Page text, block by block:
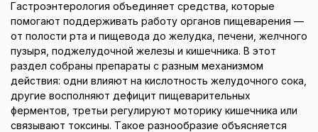
Гастроэнтерология объединяет средства, которые
помогают поддерживать работу органов пищеварения —
от полости рта и пищевода до желудка, печени, желчного
пузыря, поджелудочной железы и кишечника. В этот
раздел собраны препараты с разным механизмом
действия: одни влияют на кислотность желудочного сока,
другие восполняют дефицит пищеварительных
ферментов, третьи регулируют моторику кишечника или
связывают токсины. Такое разнообразие объясняется